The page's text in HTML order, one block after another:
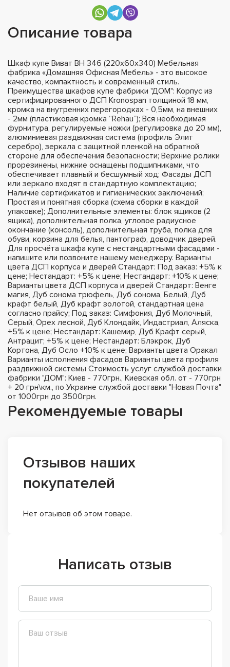
Описание товара
Шкаф купе Виват ВН 346 (220х60х340) Мебельная
фабрика «Домашняя Офисная Мебель» - это высокое
качество, компактность и современный стиль.
Преимущества шкафов купе фабрики "ДОМ": Корпус из
сертифицированного ДСП Kronospan толщиной 18 мм,
кромка на внутренних перегородках - 0,5мм, на внешних
- 2мм (пластиковая кромка “Rehau”); Вся необходимая
фурнитура, регулируемые ножки (регулировка до 20 мм),
алюминиевая раздвижная система (профиль Элит
серебро), зеркала с защитной пленкой на обратной
стороне для обеспечения безопасности; Верхние ролики
прорезинены, нижние оснащены подшипниками, что
обеспечивает плавный и бесшумный ход; Фасады ДСП
или зеркало входят в стандартную комплектацию;
Наличие сертификатов и гигиенических заключений;
Простая и понятная сборка (схема сборки в каждой
упаковке); Дополнительные элементы: блок ящиков (2
ящика), дополнительная полка, угловое радиусное
окончание (консоль), дополнительная труба, полка для
обуви, корзина для белья, пантограф, доводчик дверей.
Для просчёта шкафа купе с нестандартными фасадами -
напишите или позвоните нашему менеджеру. Варианты
цвета ДСП корпуса и дверей Стандарт: Под заказ: +5% к
цене; Нестандарт: +5% к цене; Нестандарт: +10% к цене;
Варианты цвета ДСП корпуса и дверей Стандарт: Венге
магия, Дуб сонома трюфель, Дуб сонома, Белый, Дуб
крафт белый, Дуб крафт золотой, стандартная цена
согласно прайсу; Под заказ: Симфония, Дуб Молочный,
Серый, Орех лесной, Дуб Клондайк, Индастриал, Аляска,
+5% к цене; Нестандарт: Кашемир, Дуб Крафт серый,
Антрацит; +5% к цене; Нестандарт: Блэкрок, Дуб
Кортона, Дуб Осло +10% к цене; Варианты цвета Оракал
Варианты исполнения фасадов Варианты цвета профиля
раздвижной системы Стоимость услуг службой доставки
фабрики "ДОМ": Киев - 770грн., Киевская обл. от - 770грн
+ 20 грн\км., по Украине службой доставки "Новая Почта"
от 1000грн до 3500грн.
Рекомендуемые товары
Отзывов наших
покупателей
Нет отзывов об этом товаре.
Написать отзыв